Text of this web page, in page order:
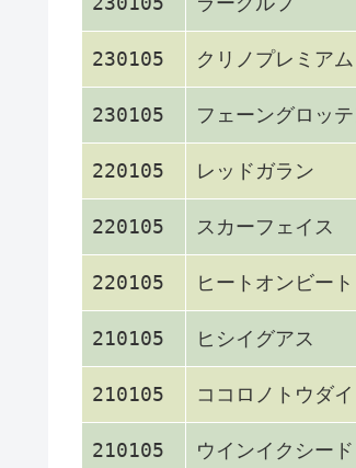
230105 クリノプレミアム
230105 フェーングロッ
220105 レッドガラン
220105 スカーフェイス
220105 ヒートオンビート
210105 ヒシイグアス
210105 ココロノトウダイ
210105 ウインイクシード